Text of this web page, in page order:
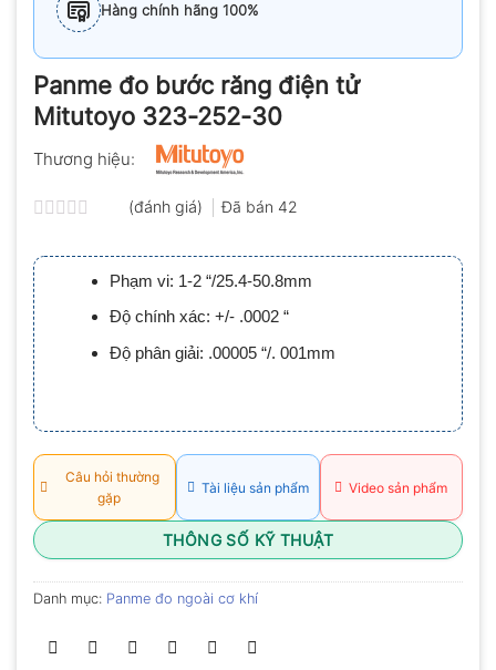
Hàng chính hãng 100%
Panme đo bước răng điện tử
Mitutoyo 323-252-30
Thương hiệu:
xếp
hạng
0.0
5
sao
(đánh giá) Đã bán 42
Phạm vi: 1-2 “/25.4-50.8mm
Độ chính xác: +/- .0002 “
Độ phân giải: .00005 “/. 001mm
Câu hỏi thường
gặp
Tài liệu sản phẩm Video sản phẩm
THÔNG SỐ KỸ THUẬT
Danh mục: Panme đo ngoài cơ khí